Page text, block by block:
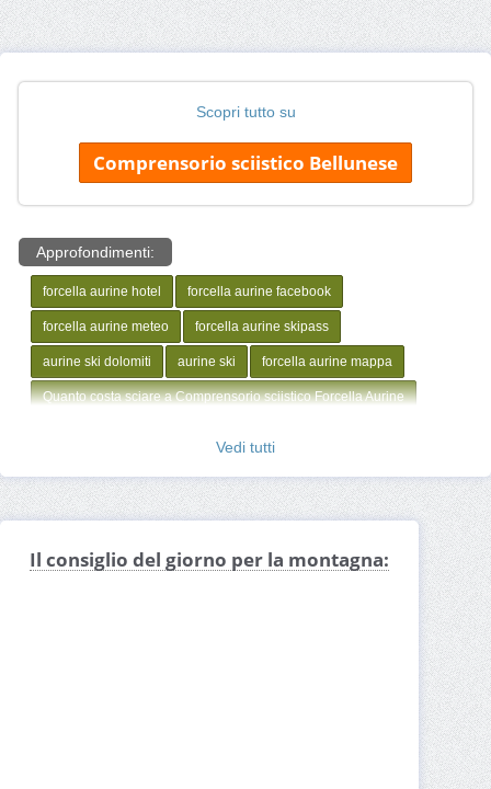
Scopri tutto su
Comprensorio sciistico Bellunese
Approfondimenti:
forcella aurine hotel forcella aurine facebook
forcella aurine meteo forcella aurine skipass
aurine ski dolomiti aurine ski forcella aurine mappa
Quanto costa sciare a Comprensorio sciistico Forcella Aurine
Apertura impianti Comprensorio sciistico Forcella Aurine
Skipass Comprensorio sciistico Forcella Aurine
Vedi tutti
Il consiglio del giorno per la montagna: